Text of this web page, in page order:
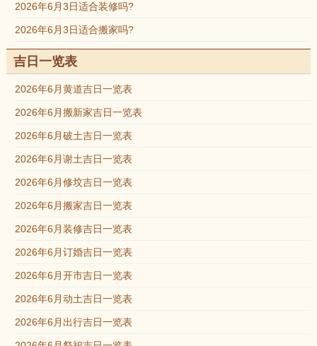
2026年6月3日适合装修吗?
2026年6月3日适合搬家吗?
吉日一览表
2026年6月黄道吉日一览表
2026年6月搬新家吉日一览表
2026年6月破土吉日一览表
2026年6月谢土吉日一览表
2026年6月修坟吉日一览表
2026年6月搬家吉日一览表
2026年6月装修吉日一览表
2026年6月订婚吉日一览表
2026年6月开市吉日一览表
2026年6月动土吉日一览表
2026年6月出行吉日一览表